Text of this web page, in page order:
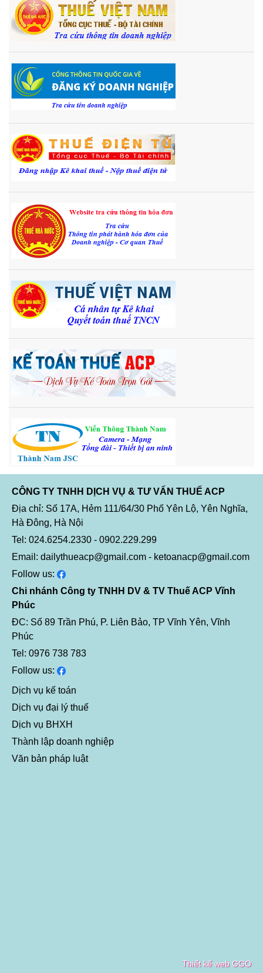
CÔNG TY TNHH DỊCH VỤ & TƯ VẤN THUẾ ACP
Địa chỉ: Số 17A, Hẻm 111/64/30 Phố Yên Lộ, Yên Nghĩa,
Hà Đông, Hà Nội
Tel: 024.6254.2330 - 0902.229.299
Email: dailythueacp@gmail.com - ketoanacp@gmail.com
Follow us:
Chi nhánh Công ty TNHH DV & TV Thuế ACP Vĩnh
Phúc
ĐC: Số 89 Trần Phú, P. Liên Bảo, TP Vĩnh Yên, Vĩnh
Phúc
Tel: 0976 738 783
Follow us:
Dịch vụ kế toán
Dịch vụ đại lý thuế
Dịch vụ BHXH
Thành lập doanh nghiệp
Văn bản pháp luật
Thiết kế web GGO